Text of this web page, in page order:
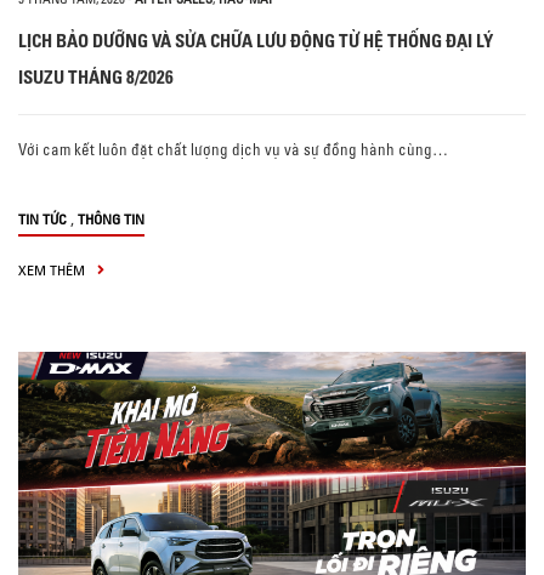
LỊCH BẢO DƯỠNG VÀ SỬA CHỮA LƯU ĐỘNG TỪ HỆ THỐNG ĐẠI LÝ
ISUZU THÁNG 8/2026
Với cam kết luôn đặt chất lượng dịch vụ và sự đồng hành cùng…
TIN TỨC , THÔNG TIN
XEM THÊM